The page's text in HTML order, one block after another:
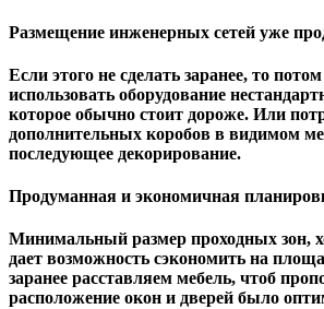
Размещение инженерных сетей уже
Если этого не сделать заранее, то
использовать оборудование
которое обычно стоит дороже. Или
дополнительных коробов в видимом
последующее декорирование.
Продуманная и экономичная
Минимальный размер проходных зон,
дает возможность сэкономить на
заранее расставляем мебель, чтоб
расположение окон и дверей было